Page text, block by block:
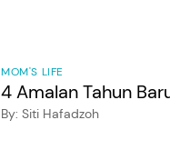
MOM'S LIFE
4 Amalan Tahun
By: Siti Hafadzoh